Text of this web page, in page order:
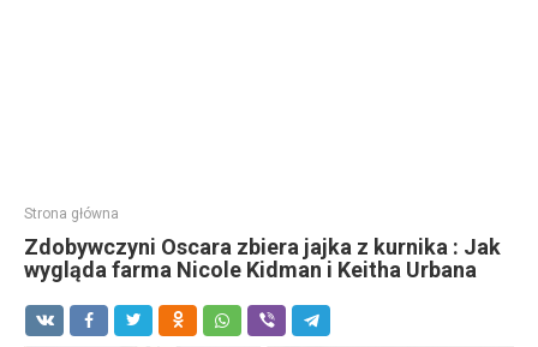
Strona główna
Zdobywczyni Oscara zbiera jajka z kurnika : Jak
wygląda farma Nicole Kidman i Keitha Urbana